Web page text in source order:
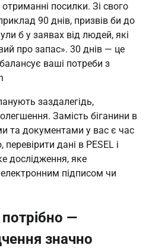
посилки. Зі свого
90 днів, призвів би до
б у заявах від людей, які
про запас». 30 днів — це
ваші потреби з
заздалегідь,
Замість біганини в
та документами у вас є час
дані в PESEL і
дослідження, яке
підписом чи
—
значно